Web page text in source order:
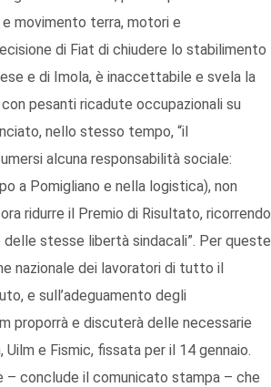
movimento terra, motori e
di Fiat di chiudere lo stabilimento
e di Imola, è inaccettabile e svela la
pesanti ricadute occupazionali su
nello stesso tempo, “il
alcuna responsabilità sociale:
a Pomigliano e nella logistica), non
ridurre il Premio di Risultato, ricorrendo
stesse libertà sindacali”. Per queste
nazionale dei lavoratori di tutto il
e sull’adeguamento degli
proporrà e discuterà delle necessarie
e Fismic, fissata per il 14 gennaio.
– conclude il comunicato stampa – che